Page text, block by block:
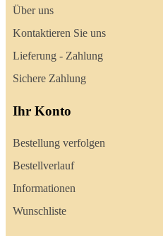
Über uns
Kontaktieren Sie uns
Lieferung - Zahlung
Sichere Zahlung
Ihr Konto
Bestellung verfolgen
Bestellverlauf
Informationen
Wunschliste